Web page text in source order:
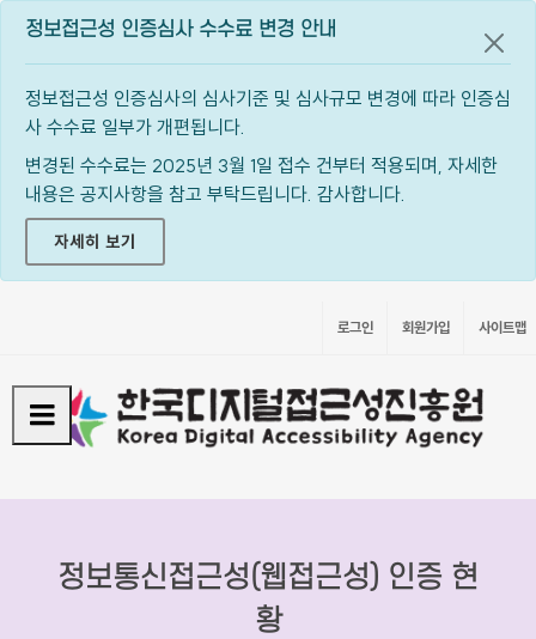
정보접근성 인증심사 수수료 변경 안내
정보접근성 인증심사의 심사기준 및 심사규모 변경에 따라 인증심
사 수수료 일부가 개편됩니다.
변경된 수수료는 2025년 3월 1일 접수 건부터 적용되며, 자세한
내용은 공지사항을 참고 부탁드립니다. 감사합니다.
자세히 보기
공지
로그인 회원가입 사이트맵
정보통신접근성(웹접근성) 인증 현
황